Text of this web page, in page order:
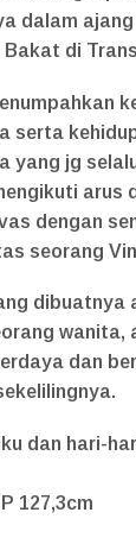
dalam
Bakat di
serta
yang jg
arus
dengan
seorang
dibuatnya
wanita,
dan
dan hari-
127,3cm